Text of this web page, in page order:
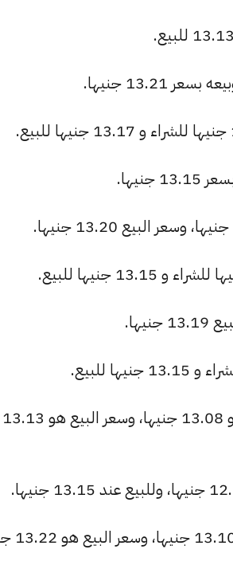
البنك الأهلي المصري: سعر الشراء لعملة الريال السعودي هو 13.08 جنيها، وسعر البيع هو 13.13